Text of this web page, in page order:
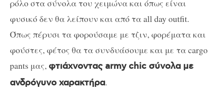
ρόλο στα σύνολα του χειμώνα και όπως είναι
φυσικό δεν θα λείπουν και από τα all day outfit.
Όπως πέρυσι τα φορούσαμε με τζιν, φορέματα και
φούστες, φέτος θα τα συνδυάσουμε και με τα cargo
pants μας, φτιάχνοντας army chic σύνολα με
ανδρόγυνο χαρακτήρα.